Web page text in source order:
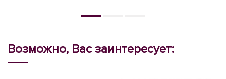
Возможно, Вас заинтересует: